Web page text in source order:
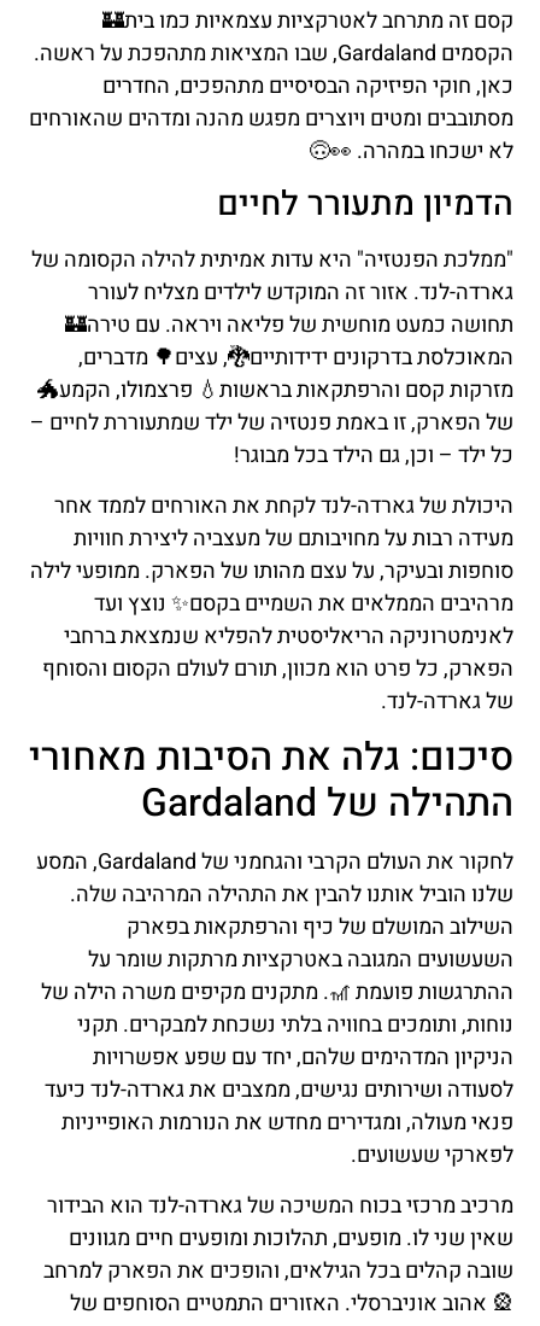
קסם זה מתרחב לאטרקציות עצמאיות כמו בית🏰
הקסמים Gardaland, שבו המציאות מתהפכת על ראשה.
כאן, חוקי הפיזיקה הבסיסיים מתהפכים, החדרים
מסתובבים ומטים ויוצרים מפגש מהנה ומדהים שהאורחים
לא ישכחו במהרה. 👀🙃
הדמיון מתעורר לחיים
"ממלכת הפנטזיה" היא עדות אמיתית להילה הקסומה של
גארדה-לנד. אזור זה המוקדש לילדים מצליח לעורר
תחושה כמעט מוחשית של פליאה ויראה. עם טירה🏰
המאוכלסת בדרקונים ידידותיים🐉, עצים🌳 מדברים,
מזרקות קסם והרפתקאות בראשות💧 פרצמולו, הקמע🐲
של הפארק, זו באמת פנטזיה של ילד שמתעוררת לחיים –
כל ילד – וכן, גם הילד בכל מבוגר!
היכולת של גארדה-לנד לקחת את האורחים לממד אחר
מעידה רבות על מחויבותם של מעצביה ליצירת חוויות
סוחפות ובעיקר, על עצם מהותו של הפארק. ממופעי לילה
מרהיבים הממלאים את השמיים בקסם✨ נוצץ ועד
לאנימטרוניקה הריאליסטית להפליא שנמצאת ברחבי
הפארק, כל פרט הוא מכוון, תורם לעולם הקסום והסוחף
של גארדה-לנד.
סיכום: גלה את הסיבות מאחורי
התהילה של Gardaland
לחקור את העולם הקרבי והגחמני של Gardaland, המסע
שלנו הוביל אותנו להבין את התהילה המרהיבה שלה.
השילוב המושלם של כיף והרפתקאות בפארק
השעשועים המגובה באטרקציות מרתקות שומר על
ההתרגשות פועמת 🎢. מתקנים מקיפים משרה הילה של
נוחות, ותומכים בחוויה בלתי נשכחת למבקרים. תקני
הניקיון המדהימים שלהם, יחד עם שפע אפשרויות
לסעודה ושירותים נגישים, ממצבים את גארדה-לנד כיעד
פנאי מעולה, ומגדירים מחדש את הנורמות האופייניות
לפארקי שעשועים.
מרכיב מרכזי בכוח המשיכה של גארדה-לנד הוא הבידור
שאין שני לו. מופעים, תהלוכות ומופעים חיים מגוונים
שובה קהלים בכל הגילאים, והופכים את הפארק למרחב
🎡 אהוב אוניברסלי. האזורים התמטיים הסוחפים של